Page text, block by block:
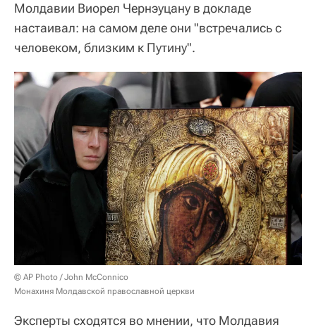
Молдавии Виорел Чернэуцану в докладе
настаивал: на самом деле они "встречались с
человеком, близким к Путину".
© AP Photo / John McConnico
Монахиня Молдавской православной церкви
Эксперты сходятся во мнении, что Молдавия